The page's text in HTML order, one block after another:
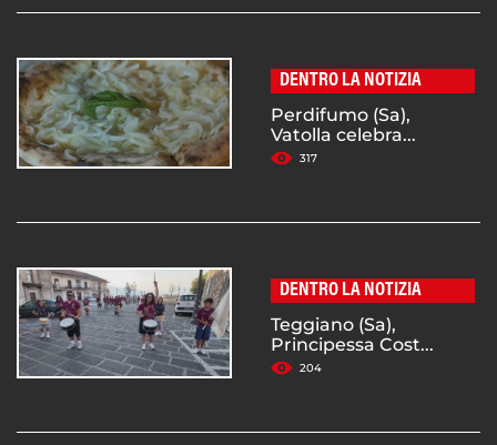
DENTRO LA NOTIZIA
Perdifumo (Sa),
Vatolla celebra...
317
DENTRO LA NOTIZIA
Teggiano (Sa),
Principessa Cost...
204